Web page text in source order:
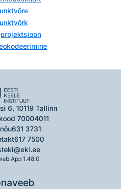
6, 10119 Tallinn
70004011
631 3731
617 7500
eki@eki.ee
App 1.48.0